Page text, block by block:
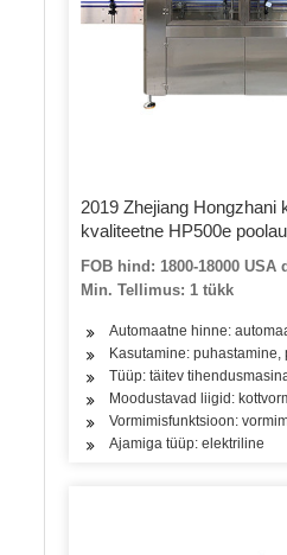
2019 Zhejiang Hongzhani
kvaliteetne HP500e
sertifikaadiga
FOB hind: 1800-18000
Min. Tellimus: 1 tükk
Automaatne hinne:
Kasutamine:
Tüüp: täitev
Moodustavad liigid:
Vormimisfunktsioon:
Ajamiga tüüp: elektriline